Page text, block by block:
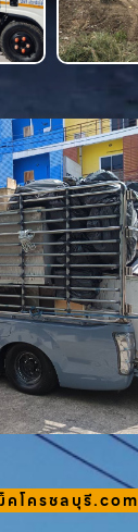
คโครชลบุรี.com